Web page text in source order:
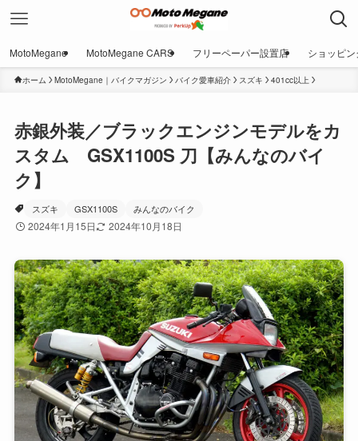
MotoMegane MotoMegane CARS フリーペーパー設置店 ショッピン
ホーム MotoMegane｜バイクマガジン バイク愛車紹介 スズキ 401cc以上
赤銀外装／ブラックエンジンモデルをカ
スタム GSX1100S 刀【みんなのバイ
ク】
スズキ GSX1100S みんなのバイク
2024年1月15日 2024年10月18日